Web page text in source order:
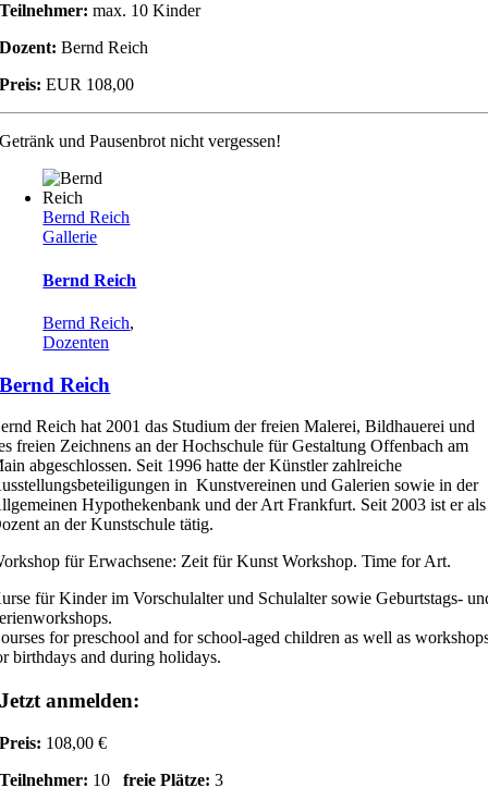
Teilnehmer: max. 10 Kinder
Dozent: Bernd Reich
Preis: EUR 108,00
Getränk und Pausenbrot nicht vergessen!
Bernd Reich
Gallerie
Bernd Reich
Bernd Reich,
Dozenten
Bernd Reich
Reich hat 2001 das Studium der freien Malerei, Bildhauerei und
freien Zeichnens an der Hochschule für Gestaltung Offenbach am
abgeschlossen. Seit 1996 hatte der Künstler zahlreiche
in Kunstvereinen und Galerien sowie in der
Hypothekenbank und der Art Frankfurt. Seit 2003 ist er als
an der Kunstschule tätig.
für Erwachsene: Zeit für Kunst Workshop. Time for Art.
für Kinder im Vorschulalter und Schulalter sowie Geburtstags-
for preschool and for school-aged children as well as
birthdays and during holidays.
Jetzt anmelden:
Preis: 108,00 €
Teilnehmer: 10freie Plätze: 3